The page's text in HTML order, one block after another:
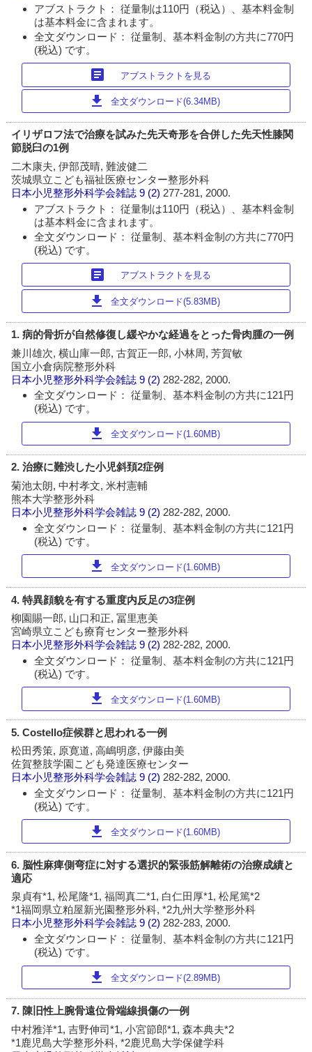
アブストラクト： 従量制は110円（税込）、基本料金制
は基本料金に含まれます。
全文ダウンロード： 従量制、基本料金制の方共に770円
(税込) です。
article アブストラクトを見る
download 全文ダウンロード(6.34MB)
イリザロフ法で治療を試みた先天奇形を合併した先天性膝関
節脱臼の1例
二木康夫, 伊部茂晴, 難波健二
茨城県立こども福祉医療センター整形外科
日本小児整形外科学会雑誌 9 (2) 277-281, 2000.
アブストラクト： 従量制は110円（税込）、基本料金制
は基本料金に含まれます。
全文ダウンロード： 従量制、基本料金制の方共に770円
(税込) です。
article アブストラクトを見る
download 全文ダウンロード(5.83MB)
1. 病的骨折が自然修復し緩やかな経過をとった骨肉腫の一例
兼川雄次, 横山庫一郎, 古賀正一郎, 小林周, 芳賀敏
国立小倉病院整形外科
日本小児整形外科学会雑誌 9 (2) 282-282, 2000.
全文ダウンロード： 従量制、基本料金制の方共に121円
(税込) です。
download 全文ダウンロード(1.60MB)
2. 治療に難渋した小児斜頚2症例
菊池太朗, 中村孝文, 米村憲輔
熊本大学整形外科
日本小児整形外科学会雑誌 9 (2) 282-282, 2000.
全文ダウンロード： 従量制、基本料金制の方共に121円
(税込) です。
download 全文ダウンロード(1.60MB)
4. 特異顔貌を有する重度内反足の3症例
柳園賜一郎, 山口和正, 冨里恵美
宮崎県立こども療育センター整形外科
日本小児整形外科学会雑誌 9 (2) 282-282, 2000.
全文ダウンロード： 従量制、基本料金制の方共に121円
(税込) です。
download 全文ダウンロード(1.60MB)
5. Costello症候群と思われる一例
松田秀策, 原寛道, 高嶋明彦, 伊藤由美
佐賀整肢学園こども発達医療センター
日本小児整形外科学会雑誌 9 (2) 282-282, 2000.
全文ダウンロード： 従量制、基本料金制の方共に121円
(税込) です。
download 全文ダウンロード(1.60MB)
6. 脳性麻痺側弯症に対する選択的緊張筋解離術の治療成績と
適応
泉貞有*1, 松尾隆*1, 福岡真二*1, 白仁田厚*1, 松尾篤*2
*1福岡県立粕屋新光園整形外科, *2九州大学整形外科
日本小児整形外科学会雑誌 9 (2)282-283, 2000.
全文ダウンロード： 従量制、基本料金制の方共に121円
(税込) です。
download 全文ダウンロード(2.89MB)
7. 陳旧性上腕骨遠位骨端線損傷の一例
中村雅洋*1, 吉野伸司*1, 小宮節郎*1, 森本典夫*2
*1鹿児島大学整形外科, *2鹿児島大学保健学科